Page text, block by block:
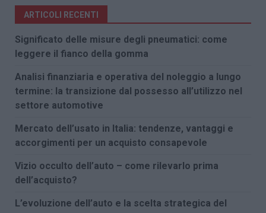
ARTICOLI RECENTI
Significato delle misure degli pneumatici: come
leggere il fianco della gomma
Analisi finanziaria e operativa del noleggio a lungo
termine: la transizione dal possesso all’utilizzo nel
settore automotive
Mercato dell’usato in Italia: tendenze, vantaggi e
accorgimenti per un acquisto consapevole
Vizio occulto dell’auto – come rilevarlo prima
dell’acquisto?
L’evoluzione dell’auto e la scelta strategica del